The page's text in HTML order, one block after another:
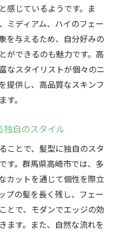
キンフェードの多様性
わる見た目と印象
ンフェードスタイルを
日常に新鮮さを
ンフェードの多彩なバ
キンフェードのバリエ
ェードの選択肢
リエーションで個性を
しむスキンフェードの
感じているようです。ま
ミディアム、ハイのフェー
を与えるため、自分好みの
ができるのも魅力です。高
なスタイリストが個々のニ
提供し、高品質なスキンフ
。
独自のスタイル
ことで、髪型に独自のスタ
す。群馬県高崎市では、多
カットを通じて個性を際立
プの髪を長く残し、フェー
とで、モダンでエッジの効
ます。また、自然な流れを